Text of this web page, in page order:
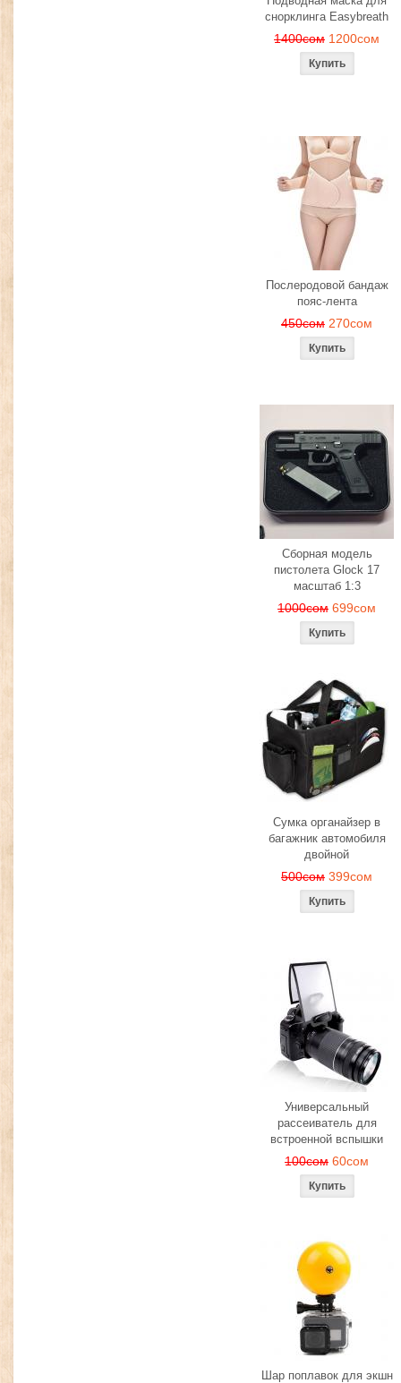
снорклинга Easybreath
1400сом 1200сом
Послеродовой бандаж
пояс-лента
450сом 270сом
Сборная модель
пистолета Glock 17
масштаб 1:3
1000сом 699сом
Сумка органайзер в
багажник автомобиля
двойной
500сом 399сом
Универсальный
рассеиватель для
встроенной вспышки
100сом 60сом
Шар поплавок для экшн